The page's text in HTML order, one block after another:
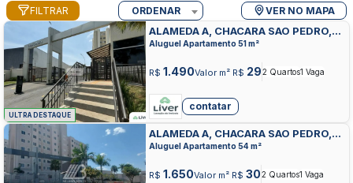
FILTRAR ORDENAR VER NO MAPA
ULTRA DESTAQUE
ALAMEDA A, CHACARA SAO PEDRO,
APARECIDA DE GOIANIA
Aluguel Apartamento 51 m²
R$ 1.490Valor m² R$ 292 Quartos1 Vaga
contatar
ALAMEDA A, CHACARA SAO PEDRO,
APARECIDA DE GOIANIA
Aluguel Apartamento 54 m²
R$ 1.650Valor m² R$ 302 Quartos1 Vaga